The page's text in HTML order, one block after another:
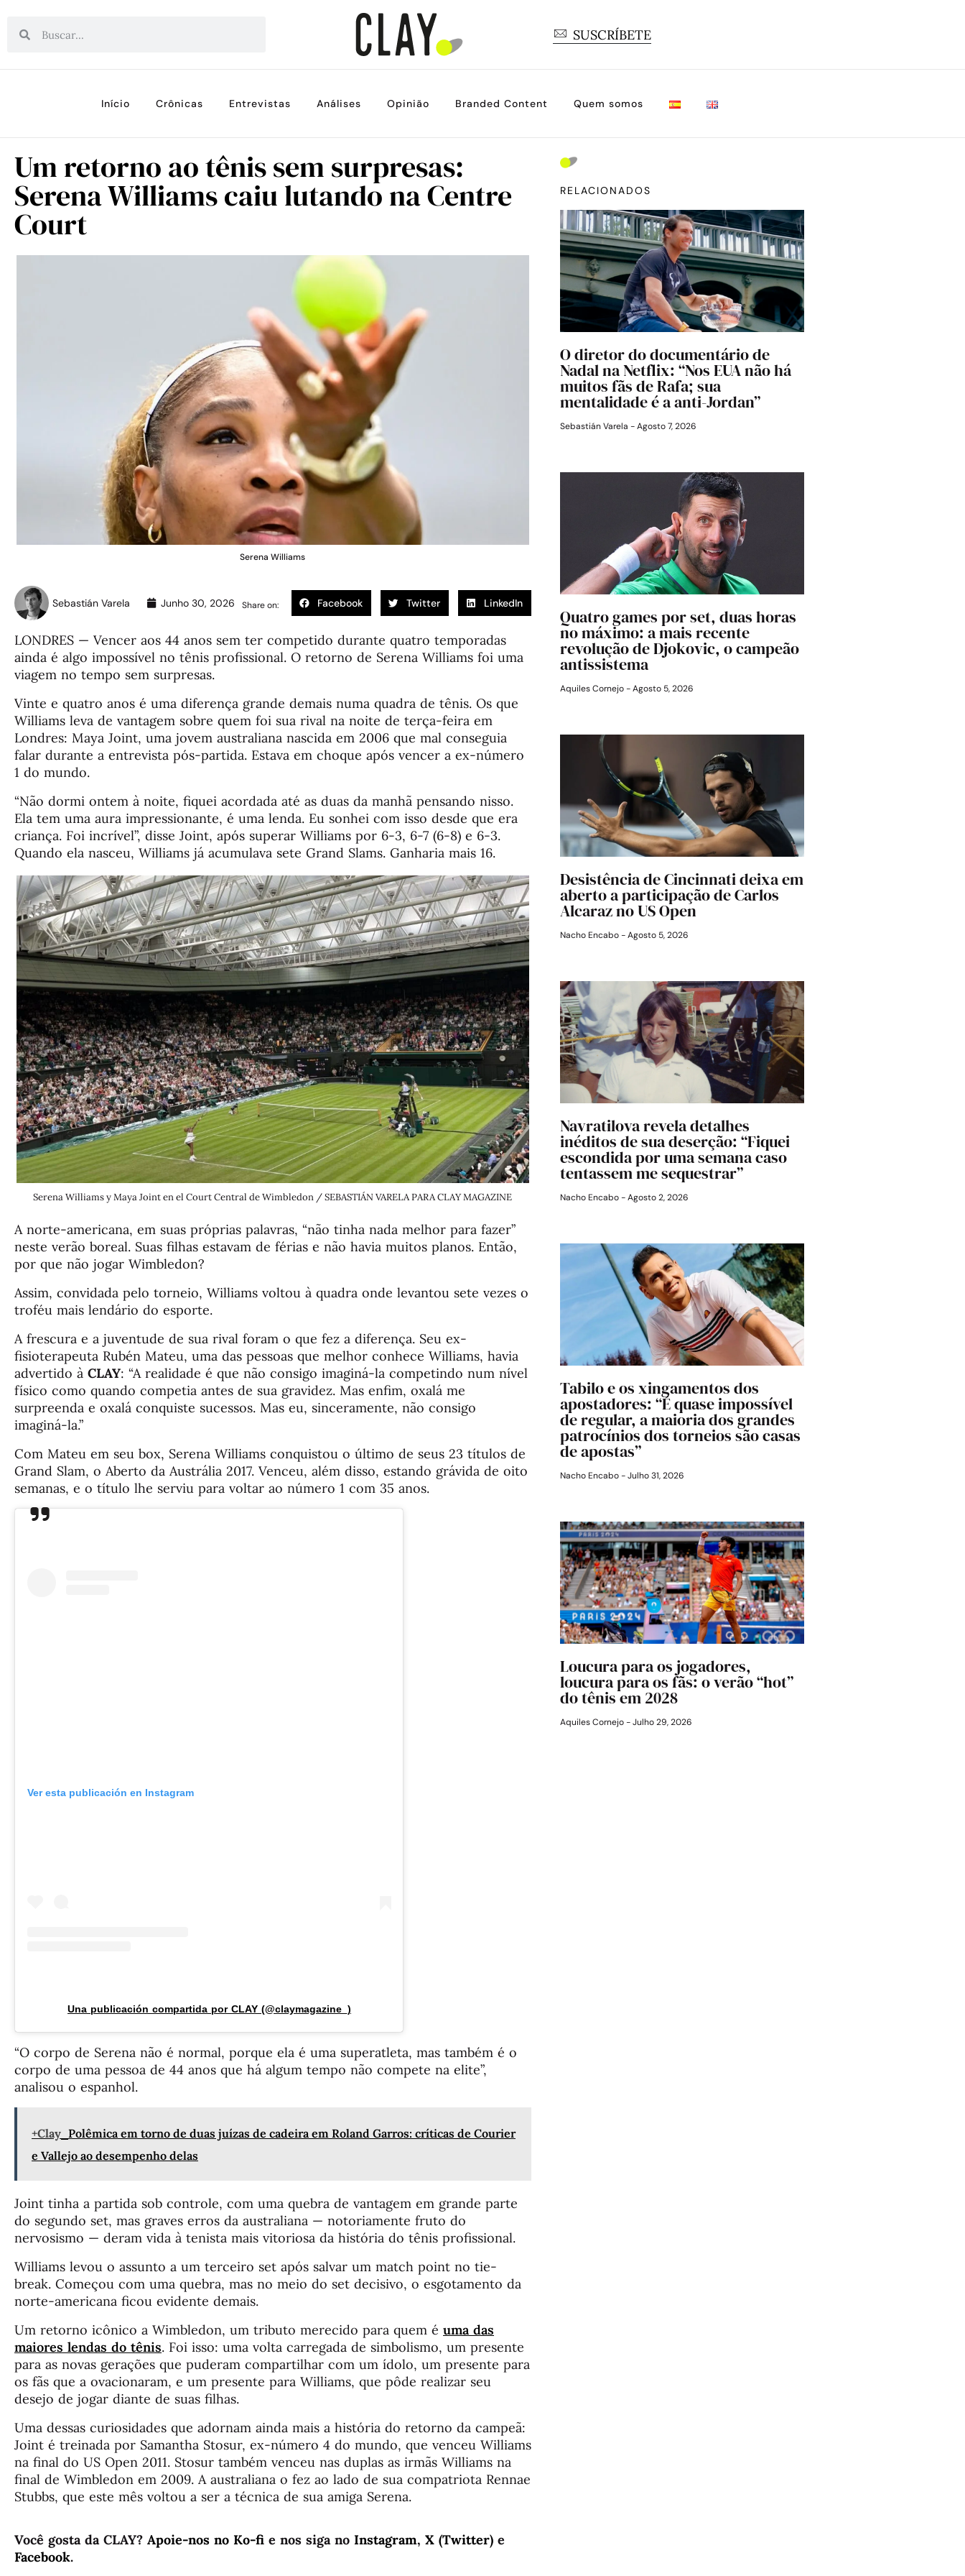
SUSCRÍBETE
Início Crônicas Entrevistas Análises Opinião Branded Content Quem somos
Um retorno ao tênis sem surpresas:
Serena Williams caiu lutando na Centre
Court
Serena Williams
Sebastián Varela Junho 30, 2026 Share on: Facebook Twitter LinkedIn
LONDRES — Vencer aos 44 anos sem ter competido durante quatro temporadas
ainda é algo impossível no tênis profissional. O retorno de Serena Williams foi uma
viagem no tempo sem surpresas.
Vinte e quatro anos é uma diferença grande demais numa quadra de tênis. Os que
Williams leva de vantagem sobre quem foi sua rival na noite de terça-feira em
Londres: Maya Joint, uma jovem australiana nascida em 2006 que mal conseguia
falar durante a entrevista pós-partida. Estava em choque após vencer a ex-número
1 do mundo.
“Não dormi ontem à noite, fiquei acordada até as duas da manhã pensando nisso.
Ela tem uma aura impressionante, é uma lenda. Eu sonhei com isso desde que era
criança. Foi incrível”, disse Joint, após superar Williams por 6-3, 6-7 (6-8) e 6-3.
Quando ela nasceu, Williams já acumulava sete Grand Slams. Ganharia mais 16.
Serena Williams y Maya Joint en el Court Central de Wimbledon / SEBASTIÁN VARELA PARA CLAY MAGAZINE
A norte-americana, em suas próprias palavras, “não tinha nada melhor para fazer”
neste verão boreal. Suas filhas estavam de férias e não havia muitos planos. Então,
por que não jogar Wimbledon?
Assim, convidada pelo torneio, Williams voltou à quadra onde levantou sete vezes o
troféu mais lendário do esporte.
A frescura e a juventude de sua rival foram o que fez a diferença. Seu ex-
fisioterapeuta Rubén Mateu, uma das pessoas que melhor conhece Williams, havia
advertido à CLAY: “A realidade é que não consigo imaginá-la competindo num nível
físico como quando competia antes de sua gravidez. Mas enfim, oxalá me
surpreenda e oxalá conquiste sucessos. Mas eu, sinceramente, não consigo
imaginá-la.”
Com Mateu em seu box, Serena Williams conquistou o último de seus 23 títulos de
Grand Slam, o Aberto da Austrália 2017. Venceu, além disso, estando grávida de oito
semanas, e o título lhe serviu para voltar ao número 1 com 35 anos.
Ver esta publicación en Instagram
Una publicación compartida por CLAY (@claymagazine_)
“O corpo de Serena não é normal, porque ela é uma superatleta, mas também é o
corpo de uma pessoa de 44 anos que há algum tempo não compete na elite”,
analisou o espanhol.
+Clay Polêmica em torno de duas juízas de cadeira em Roland Garros: críticas de Courier
e Vallejo ao desempenho delas
Joint tinha a partida sob controle, com uma quebra de vantagem em grande parte
do segundo set, mas graves erros da australiana — notoriamente fruto do
nervosismo — deram vida à tenista mais vitoriosa da história do tênis profissional.
Williams levou o assunto a um terceiro set após salvar um match point no tie-
break. Começou com uma quebra, mas no meio do set decisivo, o esgotamento da
norte-americana ficou evidente demais.
Um retorno icônico a Wimbledon, um tributo merecido para quem é uma das
maiores lendas do tênis. Foi isso: uma volta carregada de simbolismo, um presente
para as novas gerações que puderam compartilhar com um ídolo, um presente para
os fãs que a ovacionaram, e um presente para Williams, que pôde realizar seu
desejo de jogar diante de suas filhas.
Uma dessas curiosidades que adornam ainda mais a história do retorno da campeã:
Joint é treinada por Samantha Stosur, ex-número 4 do mundo, que venceu Williams
na final do US Open 2011. Stosur também venceu nas duplas as irmãs Williams na
final de Wimbledon em 2009. A australiana o fez ao lado de sua compatriota Rennae
Stubbs, que este mês voltou a ser a técnica de sua amiga Serena.
Você gosta da CLAY? Apoie-nos no Ko-fi e nos siga no Instagram, X (Twitter) e
Facebook.
RELACIONADOS
O diretor do documentário de
Nadal na Netflix: “Nos EUA não há
muitos fãs de Rafa; sua
mentalidade é a anti-Jordan”
Sebastián Varela Agosto 7, 2026
Quatro games por set, duas horas
no máximo: a mais recente
revolução de Djokovic, o campeão
antissistema
Aquiles Cornejo Agosto 5, 2026
Desistência de Cincinnati deixa em
aberto a participação de Carlos
Alcaraz no US Open
Nacho Encabo Agosto 5, 2026
Navratilova revela detalhes
inéditos de sua deserção: “Fiquei
escondida por uma semana caso
tentassem me sequestrar”
Nacho Encabo Agosto 2, 2026
Tabilo e os xingamentos dos
apostadores: “É quase impossível
de regular, a maioria dos grandes
patrocínios dos torneios são casas
de apostas”
Nacho Encabo Julho 31, 2026
Loucura para os jogadores,
loucura para os fãs: o verão “hot”
do tênis em 2028
Aquiles Cornejo Julho 29, 2026